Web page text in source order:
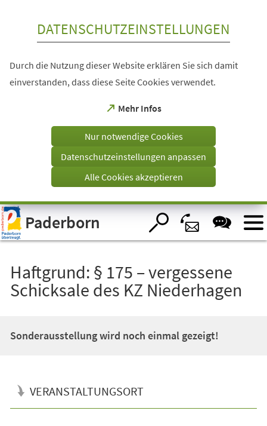
Visuelle
Assistenzsoftware
öffnen.
DATENSCHUTZEINSTELLUNGEN
Durch die Nutzung dieser Website erklären Sie sich damit
einverstanden, dass diese Seite Cookies verwendet.
Mehr Infos
(Öffnet
einem
Tab)
Nur notwendige Cookies
Datenschutzeinstellungen anpassen
Alle Cookies akzeptieren
Paderborn
Haftgrund: § 175 – vergessene
Schicksale des KZ Niederhagen
Sonderausstellung wird noch einmal gezeigt!
VERANSTALTUNGSORT